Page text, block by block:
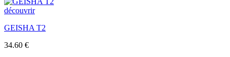
découvrir
GEISHA T2
34.60 €